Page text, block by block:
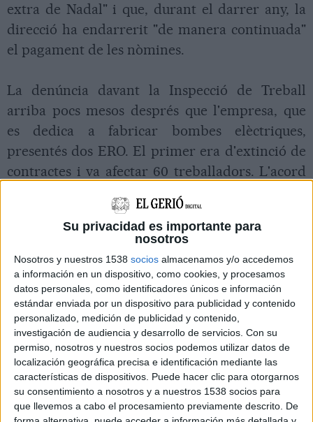
Su privacidad es importante para
nosotros
Nosotros y nuestros 1538 socios almacenamos y/o accedemos
a información en un dispositivo, como cookies, y procesamos
datos personales, como identificadores únicos e información
estándar enviada por un dispositivo para publicidad y contenido
personalizado, medición de publicidad y contenido,
investigación de audiencia y desarrollo de servicios. Con su
permiso, nosotros y nuestros socios podemos utilizar datos de
localización geográfica precisa e identificación mediante las
características de dispositivos. Puede hacer clic para otorgarnos
su consentimiento a nosotros y a nuestros 1538 socios para
que llevemos a cabo el procesamiento previamente descrito. De
extra de Nadal" i que, durant el darrer any, la
direcció ha endarrerit "de manera continuada"
el pagament de les nòmines.
La denúncia davant la Inspecció de Treball
arriba pocs mesos després que l'empresa, que
es dedica a fabricar bombes elèctriques,
presentés dos ERO. El primer era d'extinció de
contractes i va afectar 60 treballadors. L'acord
al qual es va arribar amb el comitè va fixar
indemnitzacions de 29 dies per any treballat
(fins a un màxim de setze mensualitats i 50.000
euros).
El segon dels ERO que va entrar Espa 2025 era
temporal. En aquest cas, l'expedient s'està
aplicant fins a finals d'aquest 2012 i, en total,
afecta 194 treballadors. Com a màxim, cadascun
d'ells anirà a l'atur durant dos mesos, i sempre
en funció de les necessitats productives de
l'empresa.